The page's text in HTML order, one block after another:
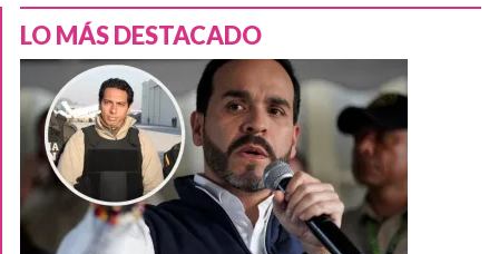
LO MÁS DESTACADO